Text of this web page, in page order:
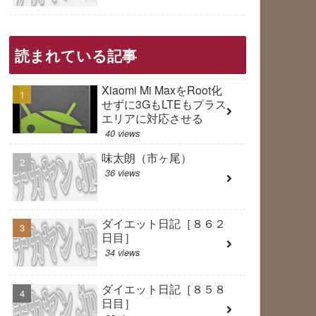
読まれている記事
Xiaomi Mi MaxをRoot化
せずに3GもLTEもプラス
エリアに対応させる
40 views
味太朗（市ヶ尾）
36 views
ダイエット日記［８６２
日目］
34 views
ダイエット日記［８５８
日目］